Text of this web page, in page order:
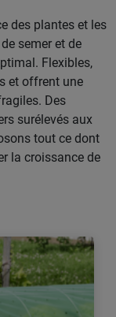
des plantes et les
semer et de
Flexibles,
et offrent une
Des
surélevés aux
tout ce dont
la croissance de